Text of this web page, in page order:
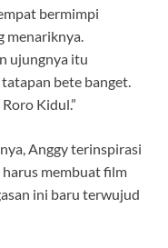
bermimpi
menariknya.
ujungnya itu
bete banget.
Kidul.”
Anggy terinspirasi
harus membuat film
ini baru terwujud